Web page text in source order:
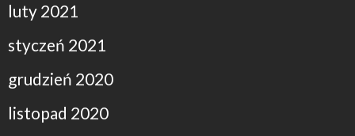
luty 2021
styczeń 2021
grudzień 2020
listopad 2020